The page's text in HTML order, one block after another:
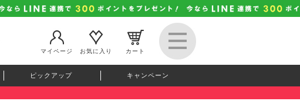
マイページ
お気に入り カート
ピックアップ キャンペーン